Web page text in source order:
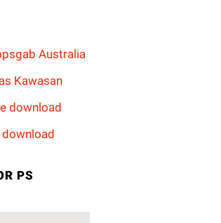
Australia
Kawasan
download
PS